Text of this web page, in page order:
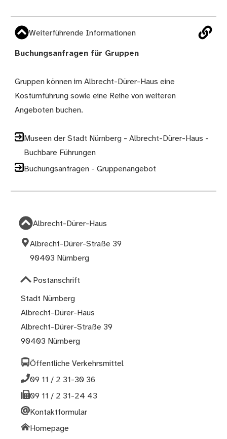
Weiterführende Informationen
Buchungsanfragen für Gruppen
Gruppen können im Albrecht-Dürer-Haus eine
Kostümführung sowie eine Reihe von weiteren
Angeboten buchen.
Museen der Stadt Nürnberg - Albrecht-Dürer-Haus -
Buchbare Führungen
Buchungsanfragen - Gruppenangebot
Albrecht-Dürer-Haus
Albrecht-Dürer-Straße 39
90403 Nürnberg
Postanschrift
Stadt Nürnberg
Albrecht-Dürer-Haus
Albrecht-Dürer-Straße 39
90403 Nürnberg
Öffentliche Verkehrsmittel
09 11 / 2 31-30 36
09 11 / 2 31-24 43
Kontaktformular
Homepage